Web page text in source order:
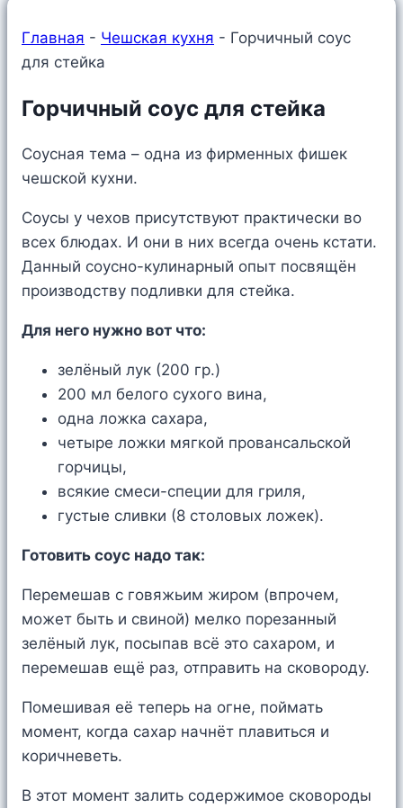
Главная - Чешская кухня - Горчичный соус
для стейка
Горчичный соус для стейка
Соусная тема – одна из фирменных фишек
чешской кухни.
Соусы у чехов присутствуют практически во
всех блюдах. И они в них всегда очень кстати.
Данный соусно-кулинарный опыт посвящён
производству подливки для стейка.
Для него нужно вот что:
зелёный лук (200 гр.)
200 мл белого сухого вина,
одна ложка сахара,
четыре ложки мягкой провансальской
горчицы,
всякие смеси-специи для гриля,
густые сливки (8 столовых ложек).
Готовить соус надо так:
Перемешав с говяжьим жиром (впрочем,
может быть и свиной) мелко порезанный
зелёный лук, посыпав всё это сахаром, и
перемешав ещё раз, отправить на сковороду.
Помешивая её теперь на огне, поймать
момент, когда сахар начнёт плавиться и
коричневеть.
В этот момент залить содержимое сковороды